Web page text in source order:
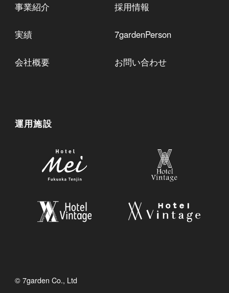
事業紹介
実績
会社概要
採用情報
7gardenPerson
お問い合わせ
運用施設
© 7garden Co., Ltd